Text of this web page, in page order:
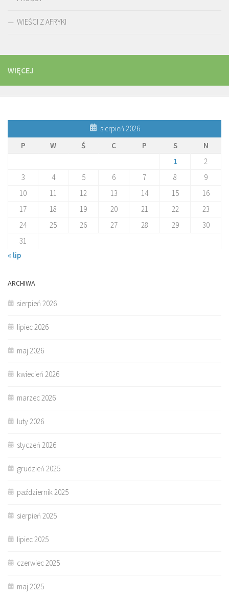
WIEŚCI Z AFRYKI
WIĘCEJ
sierpień 2026
P
W Ś C P S
N
1
2
3
4 5 6 7 8
9
10
11 12 13 14 15
16
17
18 19 20 21 22
23
24
25 26 27 28 29
30
31
« lip
ARCHIWA
sierpień 2026
lipiec 2026
maj 2026
kwiecień 2026
marzec 2026
luty 2026
styczeń 2026
grudzień 2025
październik 2025
sierpień 2025
lipiec 2025
czerwiec 2025
maj 2025